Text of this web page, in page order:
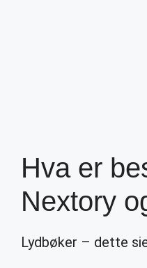
Hva er
Nextory
Lydbøker – dette